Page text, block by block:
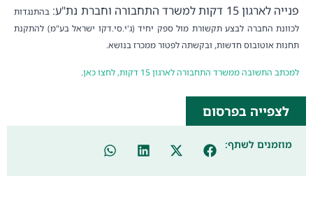
פנייה לארגון 15 דקות למשרד התחבורה וחברת נת"ע:
בהתנגדות
לכוונת החברה לבצע תקשורת מול ספק יחיד (ג'י.סי.דקו ישראל בע"מ) להתקנת
תחנות אוטובוס חדשות, ובקשתה לפטור ממכרז בנושא.
למכתב התשובה ממשרד התחבורה לארגון 15 דקות, לחצו כאן .
לצפייה בפרסום
מוזמנים לשתף: